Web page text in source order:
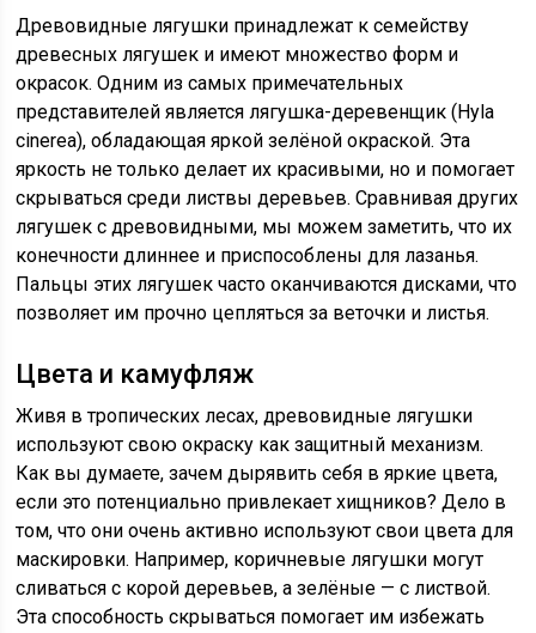
Древовидные лягушки принадлежат к семейству
древесных лягушек и имеют множество форм и
окрасок. Одним из самых примечательных
представителей является лягушка-деревенщик (Hyla
cinerea), обладающая яркой зелёной окраской. Эта
яркость не только делает их красивыми, но и помогает
скрываться среди листвы деревьев. Сравнивая других
лягушек с древовидными, мы можем заметить, что их
конечности длиннее и приспособлены для лазанья.
Пальцы этих лягушек часто оканчиваются дисками, что
позволяет им прочно цепляться за веточки и листья.
Цвета и камуфляж
Живя в тропических лесах, древовидные лягушки
используют свою окраску как защитный механизм.
Как вы думаете, зачем дырявить себя в яркие цвета,
если это потенциально привлекает хищников? Дело в
том, что они очень активно используют свои цвета для
маскировки. Например, коричневые лягушки могут
сливаться с корой деревьев, а зелёные — с листвой.
Эта способность скрываться помогает им избежать